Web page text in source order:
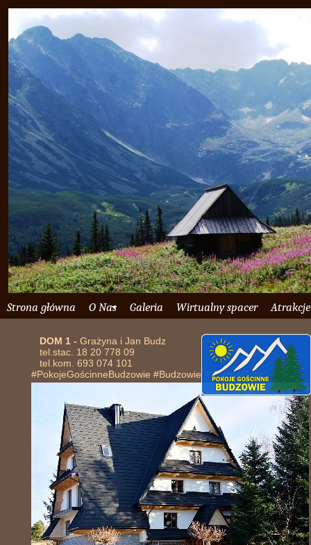
Strona główna O Nas Galeria Wirtualny spacer Atrakcje
DOM 1 - Grażyna i Jan Budz
tel.stac. 18 20 778 09
tel.kom. 693 074 101
#PokojeGościnneBudzowie #Budzowie #CzarnaGóra